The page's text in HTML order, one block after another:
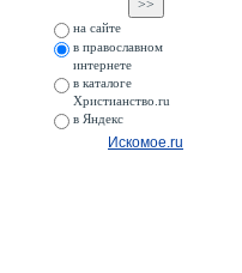
на сайте
в православном
интернете
в каталоге
Христианство.ru
в Яндекс
Искомое.ru